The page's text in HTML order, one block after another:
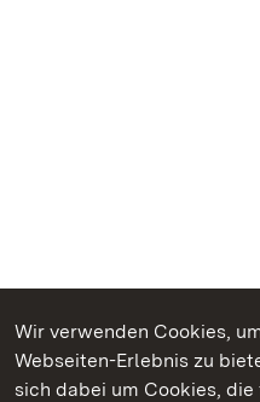
Wir verwenden Cookies,
Webseiten-Erlebnis zu
sich dabei um Cookies,
Kommen. Staunen.